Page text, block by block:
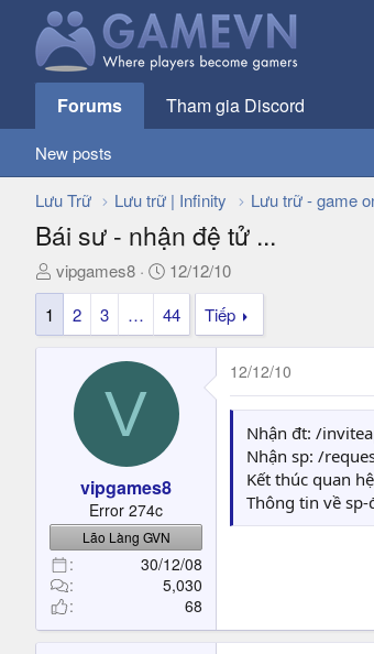
Forums Tham gia Discord
New posts
Lưu Trữ Lưu trữ | Infinity Lưu trữ - game
Bái sư - nhận đệ tử ...
T
h
e
e
r
vipgames8
N
g
à
y
ử
12/12/10
1
2 3 … 44 Tiếp
V
vipgames8
Error 274c
Lão Làng GVN
30/12/08
5,030
68
12/12/10
Nhận đt: /
Nhận sp: /
Kết thúc quan
Thông tin về sp-